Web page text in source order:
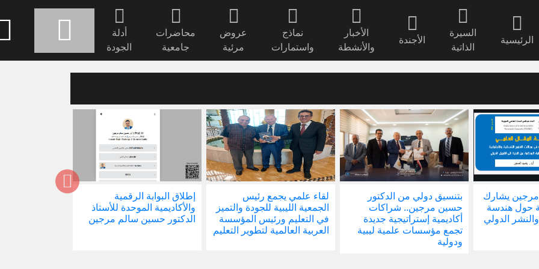
الرئيسية
السيرة
الذاتية
الأجندة
الأخبار
والأنشطة
نماذج
واستمارات
عروض
مرئية
محاضرات
جامعية
أدلة
الجودة
مرجين يشارك
حول هندسة
الدولي
بتنسيق دولي من الدكتور
حسين مرجين.. شراكات
أكاديمية إستراتيجية جديدة
تجمع مؤسسات علمية ليبية
ودولية
لقاء علمي يجمع رئيس
الجمعية الليبية للجودة والتميز
في التعليم ورئيس المؤسسة
العربية العالمية لتطوير التعليم
إطلاق البوابة الرقمية
والأكاديمية الموحدة للأستاذ
الدكتور حسين سالم مرجين